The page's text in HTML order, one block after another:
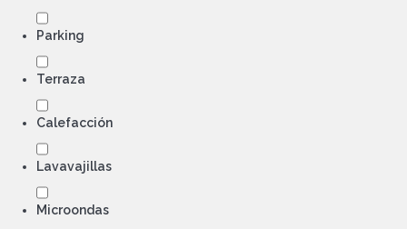
Parking
Terraza
Calefacción
Lavavajillas
Microondas